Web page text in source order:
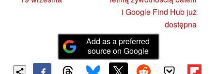
i Google Find Hub już
dostępna
Add as a preferred
source on Google